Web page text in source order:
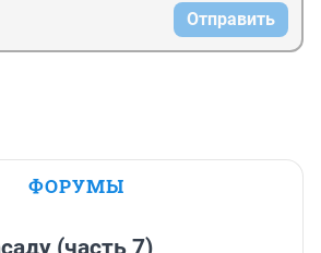
Отправить
ФОРУМЫ
(часть 7)